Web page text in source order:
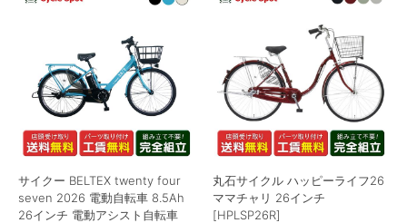
サイクー BELTEX twenty four
seven 2026 電動自転車 8.5Ah
26インチ 電動アシスト自転車
丸石サイクル ハッピーライフ26
ママチャリ 26インチ
[HPLSP26R]